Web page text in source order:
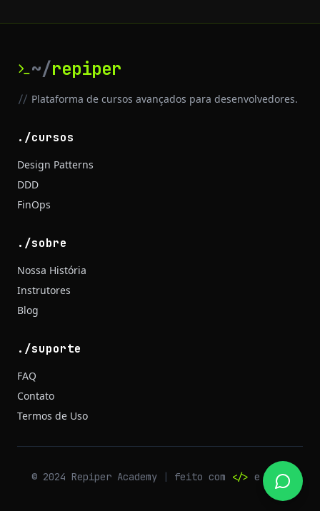
~/repiper
// Plataforma de cursos avançados para desenvolvedores.
./cursos
Design Patterns
DDD
FinOps
./sobre
Nossa História
Instrutores
Blog
./suporte
FAQ
Contato
Termos de Uso
© 2024 Repiper Academy | feito com </> e café